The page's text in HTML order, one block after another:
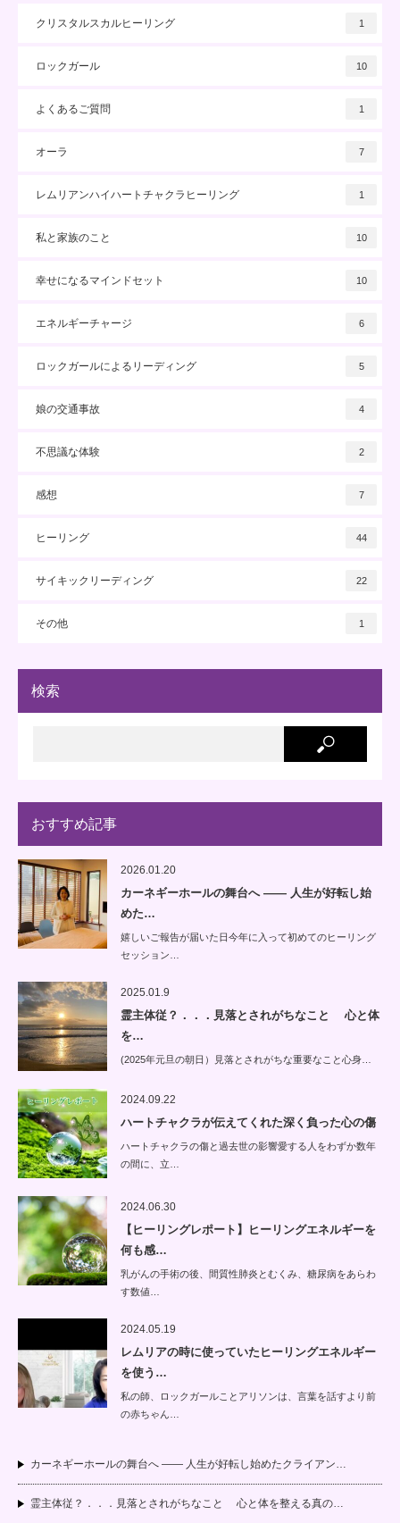
クリスタルスカルヒーリング 1
ロックガール 10
よくあるご質問 1
オーラ 7
レムリアンハイハートチャクラヒーリング 1
私と家族のこと 10
幸せになるマインドセット 10
エネルギーチャージ 6
ロックガールによるリーディング 5
娘の交通事故 4
不思議な体験 2
感想 7
ヒーリング 44
サイキックリーディング 22
その他 1
検索
おすすめ記事
2026.01.20
カーネギーホールの舞台へ —— 人生が好転し始
めた…
嬉しいご報告が届いた日今年に入って初めてのヒーリング
セッション…
2025.01.9
霊主体従？．．．見落とされがちなこと 心と体
を…
(2025年元旦の朝日）見落とされがちな重要なこと心身…
2024.09.22
ハートチャクラが伝えてくれた深く負った心の傷
ハートチャクラの傷と過去世の影響愛する人をわずか数年
の間に、立…
2024.06.30
【ヒーリングレポート】ヒーリングエネルギーを
何も感…
乳がんの手術の後、間質性肺炎とむくみ、糖尿病をあらわ
す数値…
2024.05.19
レムリアの時に使っていたヒーリングエネルギー
を使う…
私の師、ロックガールことアリソンは、言葉を話すより前
の赤ちゃん…
カーネギーホールの舞台へ —— 人生が好転し始めたクライアン…
霊主体従？．．．見落とされがちなこと 心と体を整える真の…